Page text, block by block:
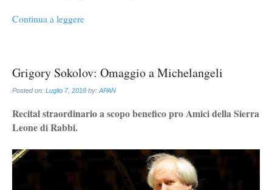
Continua a leggere
Grigory Sokolov: Omaggio a Michelangeli
Posted on: Luglio 7, 2018 by: APAN
Recital straordinario a scopo benefico pro Amici della Sierra
Leone di Rabbi.